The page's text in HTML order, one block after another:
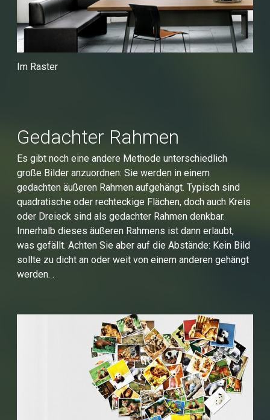
Im Raster
Gedachter Rahmen
Es gibt noch eine andere Methode unterschiedlich
große Bilder anzuordnen: Sie werden in einem
gedachten äußeren Rahmen aufgehängt. Typisch sind
quadratische oder rechteckige Flächen, doch auch Kreis
oder Dreieck sind als gedachter Rahmen denkbar.
Innerhalb dieses äußeren Rahmens ist dann erlaubt,
was gefällt. Achten Sie aber auf die Abstände: Kein Bild
sollte zu dicht an oder weit von einem anderen gehängt
werden. .